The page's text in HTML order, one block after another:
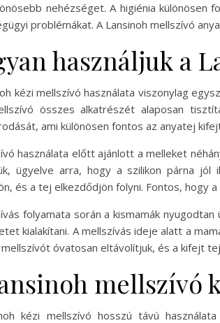
nehézséget. A higiénia
problémákat. A Lansinoh mellszívó
használjuk a
kézi mellszívó használata viszonylag
összes alkatrészét alaposan
ami különösen fontos az anyatej
használata előtt ajánlott a melleket
ügyelve arra, hogy a szilikon párna jól
és a tej elkezdődjön folyni. Fontos, hogy
folyamata során a kismamák
kialakítani. A mellszívás ideje alatt a
mellszívót óvatosan eltávolítjuk, és a kifejt
mellszívó
kézi mellszívó hosszú távú